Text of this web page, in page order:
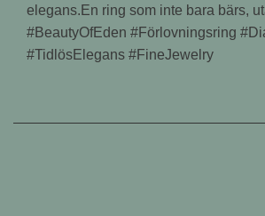
elegans.En ring som inte bara bärs,
#BeautyOfEden #Förlovningsring
#TidlösElegans #FineJewelry